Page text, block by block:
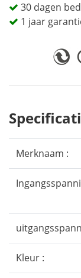
30 dagen
1 jaar
Merknaam :
Kleur :